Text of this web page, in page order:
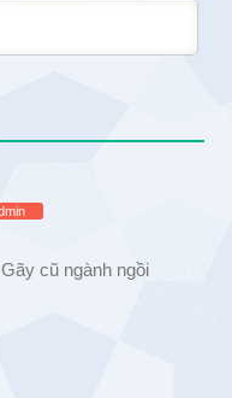
cũ ngành ngồi